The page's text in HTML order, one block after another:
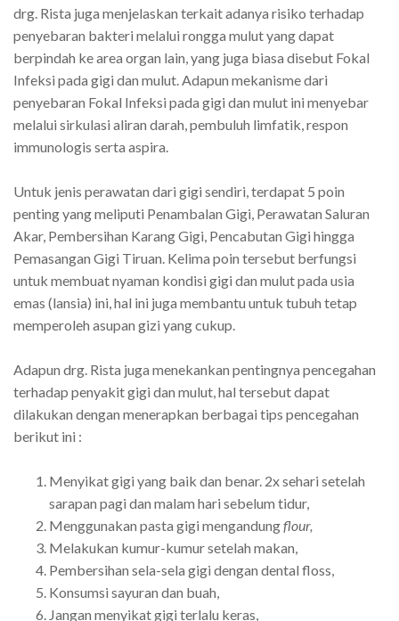
drg. Rista juga menjelaskan terkait adanya risiko terhadap
penyebaran bakteri melalui rongga mulut yang dapat
berpindah ke area organ lain, yang juga biasa disebut Fokal
Infeksi pada gigi dan mulut. Adapun mekanisme dari
penyebaran Fokal Infeksi pada gigi dan mulut ini menyebar
melalui sirkulasi aliran darah, pembuluh limfatik, respon
immunologis serta aspira.
Untuk jenis perawatan dari gigi sendiri, terdapat 5 poin
penting yang meliputi Penambalan Gigi, Perawatan Saluran
Akar, Pembersihan Karang Gigi, Pencabutan Gigi hingga
Pemasangan Gigi Tiruan. Kelima poin tersebut berfungsi
untuk membuat nyaman kondisi gigi dan mulut pada usia
emas (lansia) ini, hal ini juga membantu untuk tubuh tetap
memperoleh asupan gizi yang cukup.
Adapun drg. Rista juga menekankan pentingnya pencegahan
terhadap penyakit gigi dan mulut, hal tersebut dapat
dilakukan dengan menerapkan berbagai tips pencegahan
berikut ini :
Menyikat gigi yang baik dan benar. 2x sehari setelah
sarapan pagi dan malam hari sebelum tidur,
Menggunakan pasta gigi mengandungflour,
Melakukan kumur-kumur setelah makan,
Pembersihan sela-sela gigi dengan dental floss,
Konsumsi sayuran dan buah,
Jangan menyikat gigi terlalu keras,